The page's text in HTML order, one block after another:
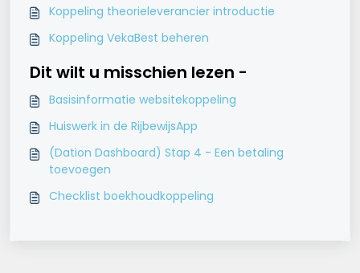
Koppeling theorieleverancier introductie
Koppeling VekaBest beheren
Dit wilt u misschien lezen -
Basisinformatie websitekoppeling
Huiswerk in de RijbewijsApp
(Dation Dashboard) Stap 4 - Een betaling
toevoegen
Checklist boekhoudkoppeling